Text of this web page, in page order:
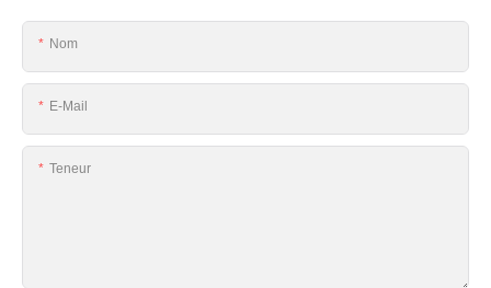
Nom
E-Mail
Teneur